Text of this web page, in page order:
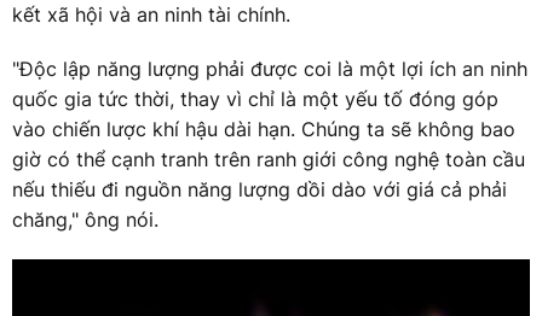
kết xã hội và an ninh tài chính.
"Độc lập năng lượng phải được coi là một lợi ích an ninh
quốc gia tức thời, thay vì chỉ là một yếu tố đóng góp
vào chiến lược khí hậu dài hạn. Chúng ta sẽ không bao
giờ có thể cạnh tranh trên ranh giới công nghệ toàn cầu
nếu thiếu đi nguồn năng lượng dồi dào với giá cả phải
chăng," ông nói.